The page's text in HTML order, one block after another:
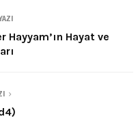
Hayyam’ın Hayat ve